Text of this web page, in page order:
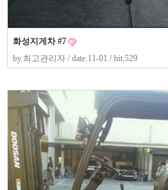
화성지게차 #7
by.최고관리자 / date.11-01 / hit.529